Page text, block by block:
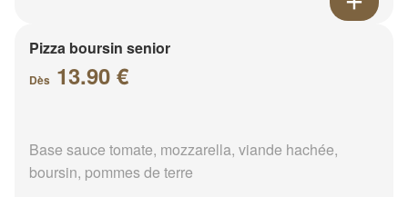
Pizza boursin senior
Dès 13.90 €
Base sauce tomate, mozzarella, viande hachée,
boursin, pommes de terre